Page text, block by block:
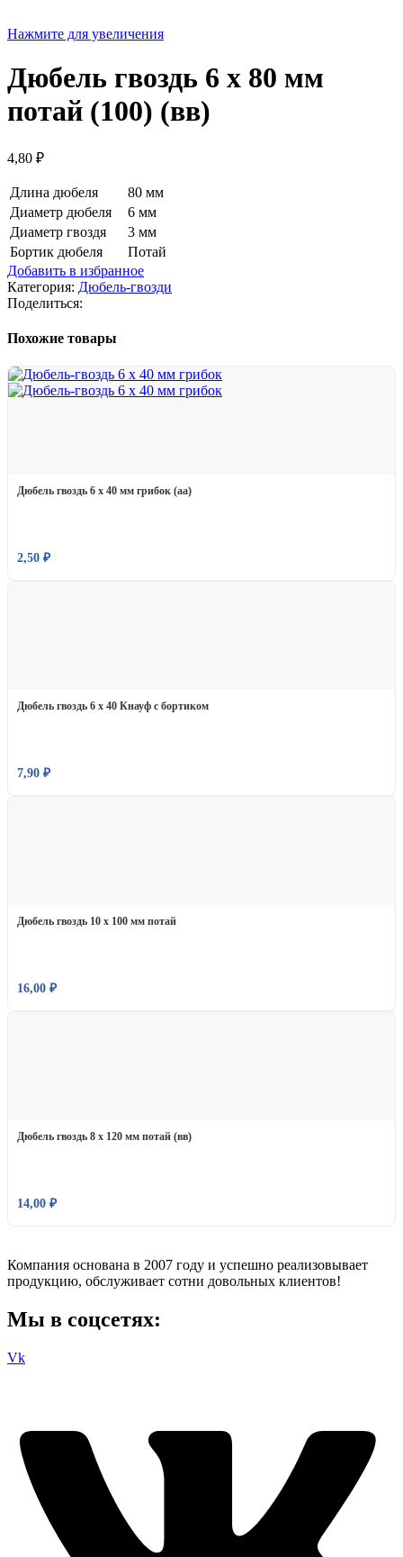
Нажмите для увеличения
Дюбель гвоздь 6 х 80 мм
потай (100) (вв)
4,80 ₽
Длина дюбеля
80 мм
Диаметр дюбеля
6 мм
Диаметр гвоздя
3 мм
Бортик дюбеля
Потай
Добавить в избранное
Категория: Дюбель-гвозди
Поделиться:
Похожие товары
Дюбель гвоздь 6 х 40 мм грибок (аа)
2,50 ₽
Дюбель гвоздь 6 х 40 Кнауф с бортиком
7,90 ₽
Дюбель гвоздь 10 х 100 мм потай
16,00 ₽
Дюбель гвоздь 8 х 120 мм потай (вв)
14,00 ₽
Компания основана в 2007 году и успешно реализовывает
продукцию, обслуживает сотни довольных клиентов!
Мы в соцсетях:
Vk